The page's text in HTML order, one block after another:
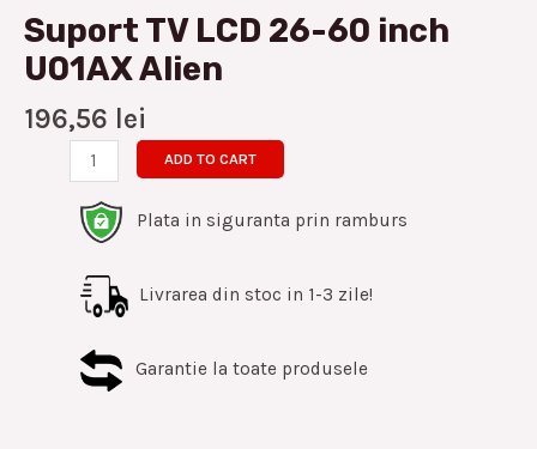
Suport TV LCD 26-60 inch
U01AX Alien
196,56 lei
ADD TO CART
Plata in siguranta prin ramburs
Livrarea din stoc in 1-3 zile!
Garantie la toate produsele